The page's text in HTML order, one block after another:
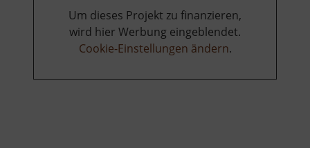
Um dieses Projekt zu finanzieren,
wird hier Werbung eingeblendet.
Cookie-Einstellungen ändern.